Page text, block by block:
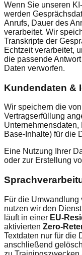
Wenn Sie unseren
werden
Anrufs, Dauer des
verarbeitet. Wir
Transkripte der
Echtzeit verarbeitet,
die passende
Daten verworfen.
Kundendaten &
Wir speichern die
Vertragserfüllung
Base-Inhalte) für die
Eine Nutzung Ihrer
oder zur Erstellung
Für die Umwandlung
nutzen wir den Dienst
läuft in einer
aktivierten
Textdaten nur für die
anschließend